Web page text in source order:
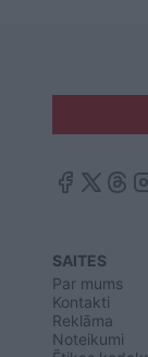
SAITES
Par mums
Kontakti
Reklāma
Noteikumi